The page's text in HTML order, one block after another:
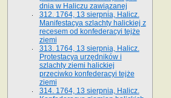
dnia w Haliczu zawiązanej
312. 1764, 13 sierpnia, Halicz.
Manifestacya szlachty halickiej z
recesem od konfederacyi tejże
ziemi
313. 1764, 13 sierpnia, Halicz.
Protestacya urzędników i
szlachty ziemi halickiej
przeciwko konfederacyi tejże
ziemi
314. 1764, 13 sierpnia, Halicz.